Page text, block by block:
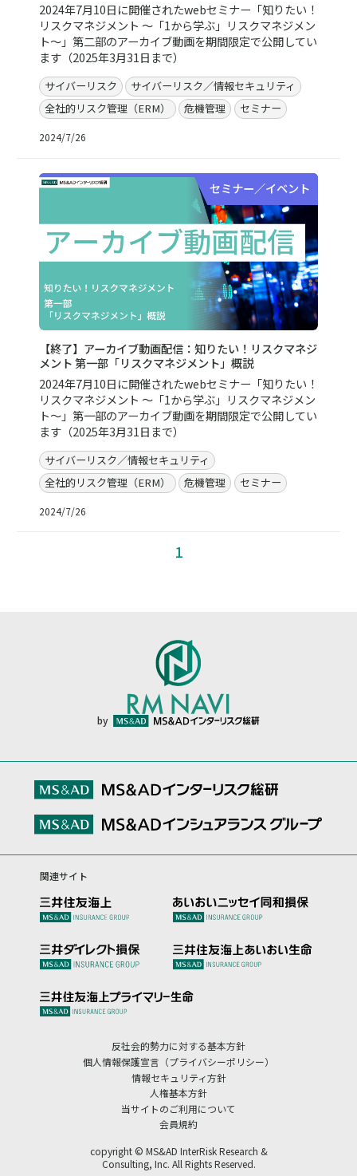
2024年7月10日に開催されたwebセミナー「知りたい！
リスクマネジメント ～「1から学ぶ」リスクマネジメン
ト～」第二部のアーカイブ動画を期間限定で公開してい
ます（2025年3月31日まで）
サイバーリスク
サイバーリスク／情報セキュリティ
全社的リスク管理（ERM）
危機管理 セミナー
2024/7/26
セミナー／イベント
【終了】アーカイブ動画配信：知りたい！リスクマネジ
メント 第一部「リスクマネジメント」概説
2024年7月10日に開催されたwebセミナー「知りたい！
リスクマネジメント ～「1から学ぶ」リスクマネジメン
ト～」第一部のアーカイブ動画を期間限定で公開してい
ます（2025年3月31日まで）
サイバーリスク／情報セキュリティ
全社的リスク管理（ERM）
危機管理 セミナー
2024/7/26
1
by
関連サイト
反社会的勢力に対する基本方針
個人情報保護宣言（プライバシーポリシー）
情報セキュリティ方針
人権基本方針
当サイトのご利用について
会員規約
copyright © MS&AD InterRisk Research &
Consulting, Inc. All Rights Reserved.